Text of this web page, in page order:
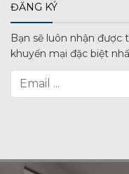
ĐĂNG KÝ
Bạn sẽ luôn nhận
khuyến mại đặc biệt